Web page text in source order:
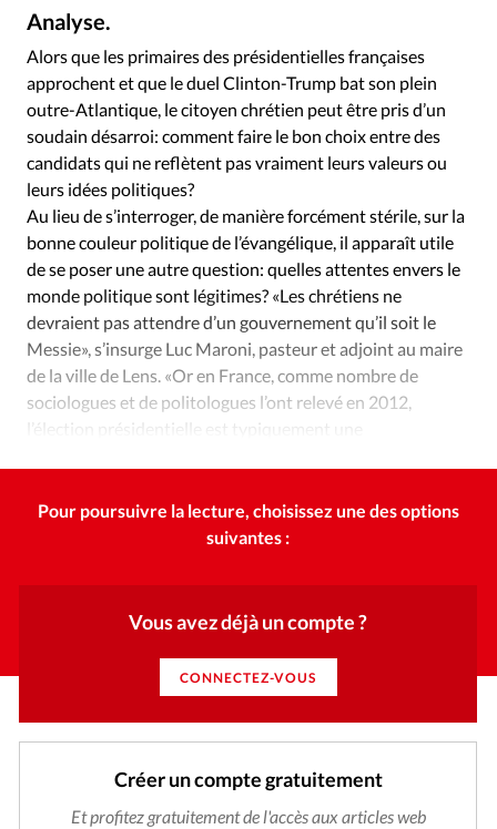
RUBRIQUES
Tous les articles
Actualité internationale
Chronique
Culture
Dossier
Eglises Foi Génération réveil
Monde
Opinions
Publireportage
Relations Aujourd'hui
Société
Tour du monde des Eglises
Trait d'Ixène
Vécu
Vie Intérieure
Analyse.
Alors que les primaires des présidentielles françaises
approchent et que le duel Clinton-Trump bat son plein
outre-Atlantique, le citoyen chrétien peut être pris d’un
soudain désarroi: comment faire le bon choix entre des
candidats qui ne reflètent pas vraiment leurs valeurs ou
leurs idées politiques?
Au lieu de s’interroger, de manière forcément stérile, sur la
bonne couleur politique de l’évangélique, il apparaît utile
de se poser une autre question: quelles attentes envers le
monde politique sont légitimes? «Les chrétiens ne
devraient pas attendre d’un gouvernement qu’il soit le
Messie», s’insurge Luc Maroni, pasteur et adjoint au maire
de la ville de Lens. «Or en France, comme nombre de
sociologues et de politologues l’ont relevé en 2012,
l’élection présidentielle est typiquement une
Pour poursuivre la lecture, choisissez une des options
suivantes :
Vous avez déjà un compte ?
CONNECTEZ-VOUS
Créer un compte gratuitement
Et profitez gratuitement de l'accès aux articles web